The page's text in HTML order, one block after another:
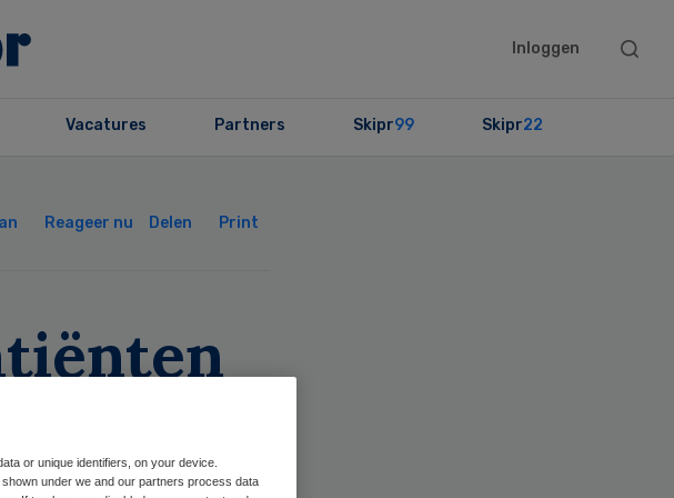
Inloggen
Search
Vacatures Partners Skipr99 Skipr22
Reageer nu Delen Print
or unique identifiers, on your device.
under we and our partners process data